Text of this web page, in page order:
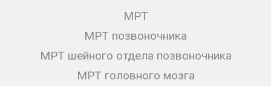
МРТ
МРТ позвоночника
МРТ шейного отдела позвоночника
МРТ головного мозга